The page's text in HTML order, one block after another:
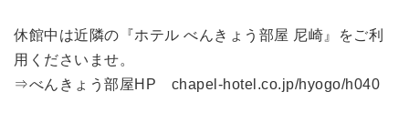
休館中は近隣の『ホテル べんきょう部屋 尼崎』をご利
用くださいませ。
⇒べんきょう部屋HP chapel-hotel.co.jp/hyogo/h040